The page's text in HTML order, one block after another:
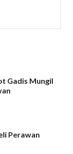
Gadis Mungil
Perawan